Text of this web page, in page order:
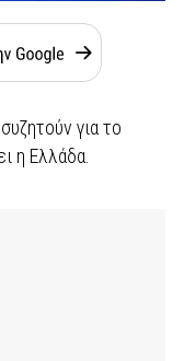
για το
η Ελλάδα.